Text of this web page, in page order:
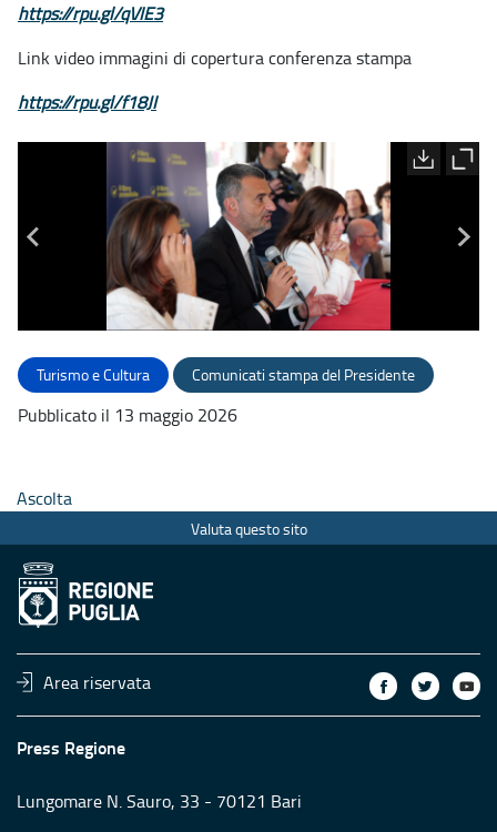
https://rpu.gl/qVIE3
Link video immagini di copertura conferenza stampa
https://rpu.gl/f18JI
Turismo e Cultura Comunicati stampa del Presidente
Pubblicato il 13 maggio 2026
Ascolta
Valuta questo sito
Area riservata
Press Regione
Lungomare N. Sauro, 33 - 70121 Bari